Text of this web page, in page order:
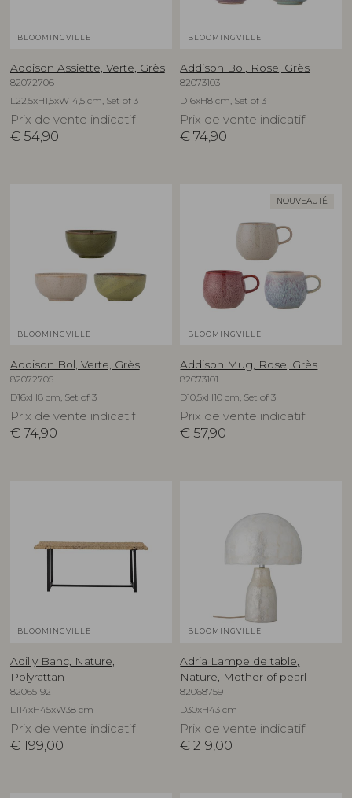
BLOOMINGVILLE
Addison Assiette, Verte, Grès
82072706
L22,5xH1,5xW14,5 cm, Set of 3
Prix de vente indicatif
€ 54,90
BLOOMINGVILLE
Addison Bol, Rose, Grès
82073103
D16xH8 cm, Set of 3
Prix de vente indicatif
€ 74,90
BLOOMINGVILLE
Addison Bol, Verte, Grès
82072705
D16xH8 cm, Set of 3
Prix de vente indicatif
€ 74,90
NOUVEAUTÉ
BLOOMINGVILLE
Addison Mug, Rose, Grès
82073101
D10,5xH10 cm, Set of 3
Prix de vente indicatif
€ 57,90
BLOOMINGVILLE
Adilly Banc, Nature,
Polyrattan
82065192
L114xH45xW38 cm
Prix de vente indicatif
€ 199,00
BLOOMINGVILLE
Adria Lampe de table,
Nature, Mother of pearl
82068759
D30xH43 cm
Prix de vente indicatif
€ 219,00